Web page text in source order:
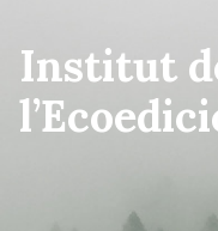
Institut